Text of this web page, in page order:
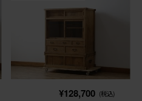
¥128,700 (税込)